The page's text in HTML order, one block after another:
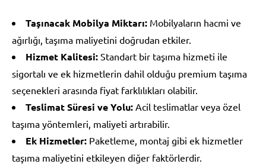
Taşınacak Mobilya Miktarı: Mobilyaların hacmi ve
ağırlığı, taşıma maliyetini doğrudan etkiler.
Hizmet Kalitesi: Standart bir taşıma hizmeti ile
sigortalı ve ek hizmetlerin dahil olduğu premium taşıma
seçenekleri arasında fiyat farklılıkları olabilir.
Teslimat Süresi ve Yolu: Acil teslimatlar veya özel
taşıma yöntemleri, maliyeti artırabilir.
Ek Hizmetler: Paketleme, montaj gibi ek hizmetler
taşıma maliyetini etkileyen diğer faktörlerdir.